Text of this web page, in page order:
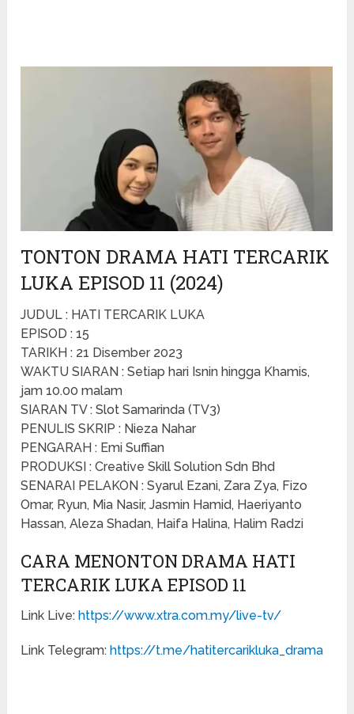
TONTON DRAMA HATI TERCARIK
LUKA EPISOD 11 (2024)
JUDUL : HATI TERCARIK LUKA
EPISOD : 15
TARIKH : 21 Disember 2023
WAKTU SIARAN : Setiap hari Isnin hingga Khamis,
jam 10.00 malam
SIARAN TV : Slot Samarinda (TV3)
PENULIS SKRIP : Nieza Nahar
PENGARAH : Emi Suffian
PRODUKSI : Creative Skill Solution Sdn Bhd
SENARAI PELAKON : Syarul Ezani, Zara Zya, Fizo
Omar, Ryun, Mia Nasir, Jasmin Hamid, Haeriyanto
Hassan, Aleza Shadan, Haifa Halina, Halim Radzi
CARA MENONTON DRAMA HATI
TERCARIK LUKA EPISOD 11
Link Live: https://www.xtra.com.my/live-tv/
Link Telegram: https://t.me/hatitercarikluka_drama